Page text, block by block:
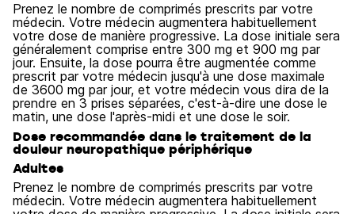
Prenez le nombre de comprimés prescrits par votre
médecin. Votre médecin augmentera habituellement
votre dose de manière progressive. La dose initiale sera
généralement comprise entre 300 mg et 900 mg par
jour. Ensuite, la dose pourra être augmentée comme
prescrit par votre médecin jusqu'à une dose maximale
de 3600 mg par jour, et votre médecin vous dira de la
prendre en 3 prises séparées, c'est-à-dire une dose le
matin, une dose l'après-midi et une dose le soir.
Dose recommandée dans le traitement de la
douleur neuropathique périphérique
Adultes
Prenez le nombre de comprimés prescrits par votre
médecin. Votre médecin augmentera habituellement